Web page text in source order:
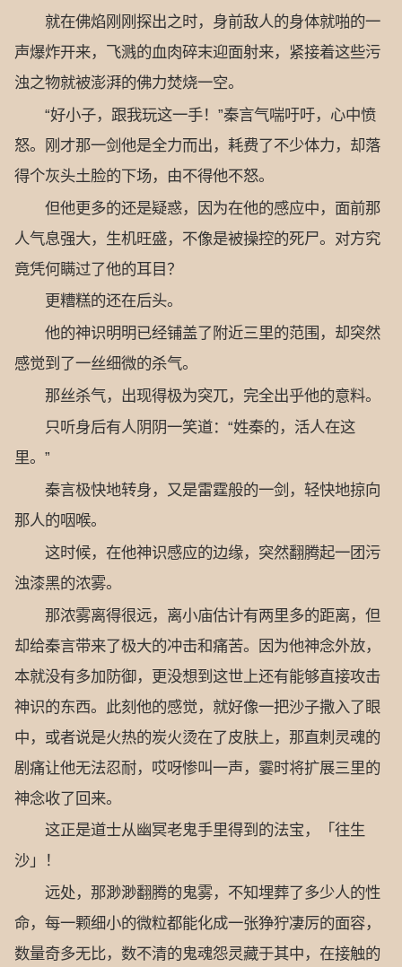
就在佛焰刚刚探出之时，身前敌人的身体就啪的一
声爆炸开来，飞溅的血肉碎末迎面射来，紧接着这些污
浊之物就被澎湃的佛力焚烧一空。
“好小子，跟我玩这一手！”秦言气喘吁吁，心中愤
怒。刚才那一剑他是全力而出，耗费了不少体力，却落
得个灰头土脸的下场，由不得他不怒。
但他更多的还是疑惑，因为在他的感应中，面前那
人气息强大，生机旺盛，不像是被操控的死尸。对方究
竟凭何瞒过了他的耳目？
更糟糕的还在后头。
他的神识明明已经铺盖了附近三里的范围，却突然
感觉到了一丝细微的杀气。
那丝杀气，出现得极为突兀，完全出乎他的意料。
只听身后有人阴阴一笑道：“姓秦的，活人在这
里。”
秦言极快地转身，又是雷霆般的一剑，轻快地掠向
那人的咽喉。
这时候，在他神识感应的边缘，突然翻腾起一团污
浊漆黑的浓雾。
那浓雾离得很远，离小庙估计有两里多的距离，但
却给秦言带来了极大的冲击和痛苦。因为他神念外放，
本就没有多加防御，更没想到这世上还有能够直接攻击
神识的东西。此刻他的感觉，就好像一把沙子撒入了眼
中，或者说是火热的炭火烫在了皮肤上，那直刺灵魂的
剧痛让他无法忍耐，哎呀惨叫一声，霎时将扩展三里的
神念收了回来。
这正是道士从幽冥老鬼手里得到的法宝，「往生
沙」！
远处，那渺渺翻腾的鬼雾，不知埋葬了多少人的性
命，每一颗细小的微粒都能化成一张狰狞凄厉的面容，
数量奇多无比，数不清的鬼魂怨灵藏于其中，在接触的